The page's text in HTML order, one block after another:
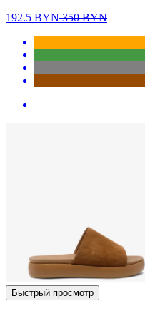
192.5 BYN350BYN
Быстрый просмотр